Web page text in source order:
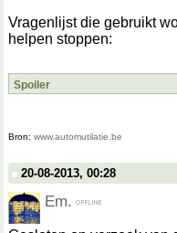
Vragenlijst die gebruikt
helpen stoppen:
Spoiler
Bron: www.automutilatie.be
20-08-2013, 00:28
Em.